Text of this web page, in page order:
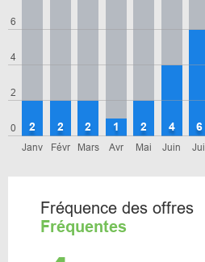
0
2
4
6
Janv
2
Févr
2
Mars
2
Avr
1
Mai
2
Juin
4
Juil
6
Fréquence des offres
Fréquentes